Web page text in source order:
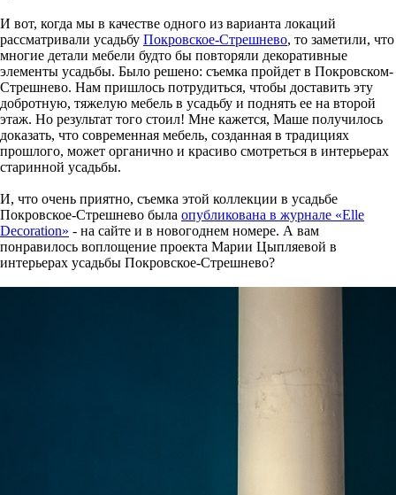
И вот, когда мы в качестве одного из варианта локаций
рассматривали усадьбу Покровское-Стрешнево, то заметили, что
многие детали мебели будто бы повторяли декоративные
элементы усадьбы. Было решено: съемка пройдет в Покровском-
Стрешнево. Нам пришлось потрудиться, чтобы доставить эту
добротную, тяжелую мебель в усадьбу и поднять ее на второй
этаж. Но результат того стоил! Мне кажется, Маше получилось
доказать, что современная мебель, созданная в традициях
прошлого, может органично и красиво смотреться в интерьерах
старинной усадьбы.
И, что очень приятно, съемка этой коллекции в усадьбе
Покровское-Стрешнево была опубликована в журнале «Elle
Decoration» - на сайте и в новогоднем номере. А вам
понравилось воплощение проекта Марии Цыпляевой в
интерьерах усадьбы Покровское-Стрешнево?